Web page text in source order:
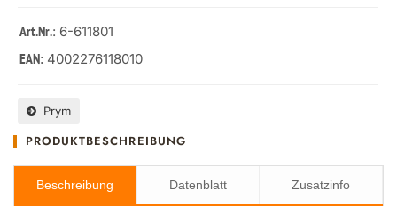
Art.Nr.: 6-611801
EAN: 4002276118010
Prym
PRODUKTBESCHREIBUNG
Beschreibung Datenblatt Zusatzinfo